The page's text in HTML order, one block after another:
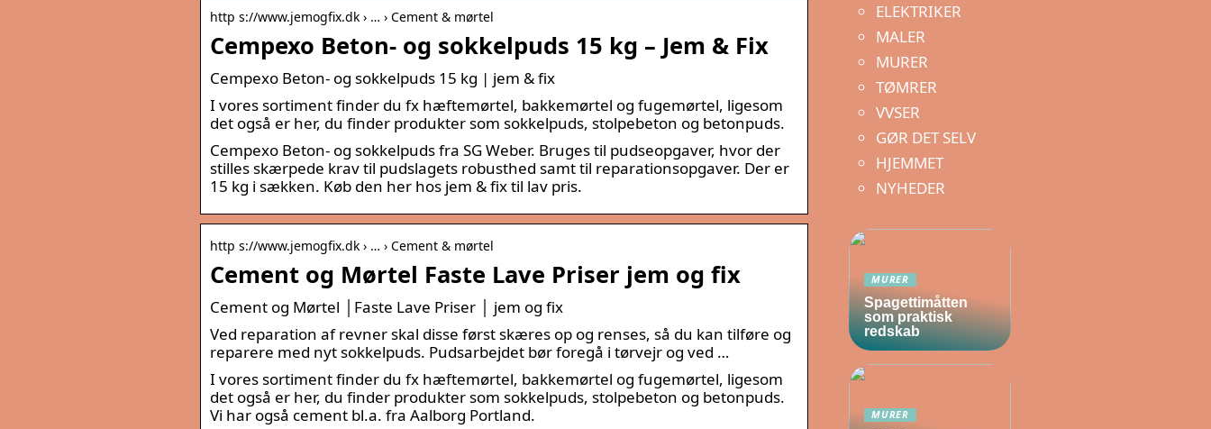
http s://www.jemogfix.dk › … › Cement & mørtel
Cempexo Beton- og sokkelpuds 15 kg – Jem & Fix
Cempexo Beton- og sokkelpuds 15 kg | jem & fix
I vores sortiment finder du fx hæftemørtel, bakkemørtel og fugemørtel, ligesom
det også er her, du finder produkter som sokkelpuds, stolpebeton og betonpuds.
Cempexo Beton- og sokkelpuds fra SG Weber. Bruges til pudseopgaver, hvor der
stilles skærpede krav til pudslagets robusthed samt til reparationsopgaver. Der er
15 kg i sækken. Køb den her hos jem & fix til lav pris.
http s://www.jemogfix.dk › … › Cement & mørtel
Cement og Mørtel Faste Lave Priser jem og fix
Cement og Mørtel │Faste Lave Priser │ jem og fix
Ved reparation af revner skal disse først skæres op og renses, så du kan tilføre og
reparere med nyt sokkelpuds. Pudsarbejdet bør foregå i tørvejr og ved …
I vores sortiment finder du fx hæftemørtel, bakkemørtel og fugemørtel, ligesom
det også er her, du finder produkter som sokkelpuds, stolpebeton og betonpuds.
Vi har også cement bl.a. fra Aalborg Portland.
ELEKTRIKER
MALER
MURER
TØMRER
VVSER
GØR DET SELV
HJEMMET
NYHEDER
MURER
Spagettimåtten
som praktisk
redskab
MURER